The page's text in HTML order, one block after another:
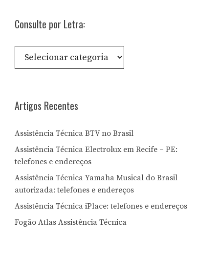
Consulte por Letra:
Consulte
por
Artigos Recentes
Assistência Técnica BTV no Brasil
Assistência Técnica Electrolux em Recife – PE:
telefones e endereços
Assistência Técnica Yamaha Musical do Brasil
autorizada: telefones e endereços
Assistência Técnica iPlace: telefones e endereços
Fogão Atlas Assistência Técnica